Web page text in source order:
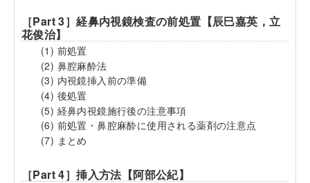
［Part 3］経鼻内視鏡検査の前処置【辰巳嘉英，立
花俊治】
(1) 前処置
(2) 鼻腔麻酔法
(3) 内視鏡挿入前の準備
(4) 後処置
(5) 経鼻内視鏡施行後の注意事項
(6) 前処置・鼻腔麻酔に使用される薬剤の注意点
(7) まとめ
［Part 4］挿入方法【阿部公紀】